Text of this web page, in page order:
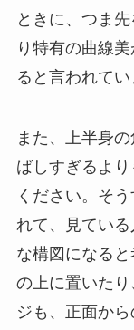
ときに、つま
り特有の曲線
ると言われてい
また、上半身
ばしすぎるよ
ください。そ
れて、見てい
な構図になる
の上に置いた
ジも、正面か